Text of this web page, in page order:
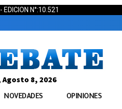
EDICION N°:10.521
Agosto 8, 2026
NOVEDADES OPINIONES